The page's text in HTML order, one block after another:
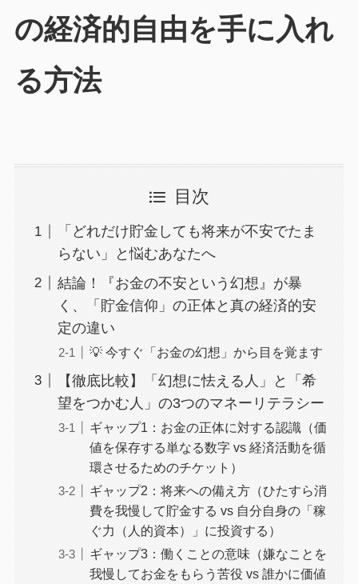
の経済的自由を手に入れ
る方法
目次
「どれだけ貯金しても将来が不安でたま
らない」と悩むあなたへ
結論！『お金の不安という幻想』が暴
く、「貯金信仰」の正体と真の経済的安
定の違い
💡 今すぐ「お金の幻想」から目を覚ます
【徹底比較】「幻想に怯える人」と「希
望をつかむ人」の3つのマネーリテラシー
ギャップ1：お金の正体に対する認識（価
値を保存する単なる数字 vs 経済活動を循
環させるためのチケット）
ギャップ2：将来への備え方（ひたすら消
費を我慢して貯金する vs 自分自身の「稼
ぐ力（人的資本）」に投資する）
ギャップ3：働くことの意味（嫌なことを
我慢してお金をもらう苦役 vs 誰かに価値